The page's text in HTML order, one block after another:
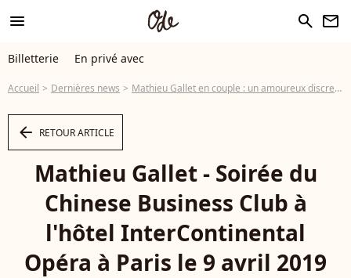
menu search newsletter
Billetterie En privé avec
Accueil Dernières news Mathieu Gallet en couple : un amoureux discret, remis de la folle rumeur avec Emmanuel Macron
arrow_left RETOUR ARTICLE
Mathieu Gallet - Soirée du
Chinese Business Club à
l'hôtel InterContinental
Opéra à Paris le 9 avril 2019